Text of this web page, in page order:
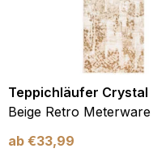
Teppichläufer Crystal
Beige Retro Meterware
ab €33,99